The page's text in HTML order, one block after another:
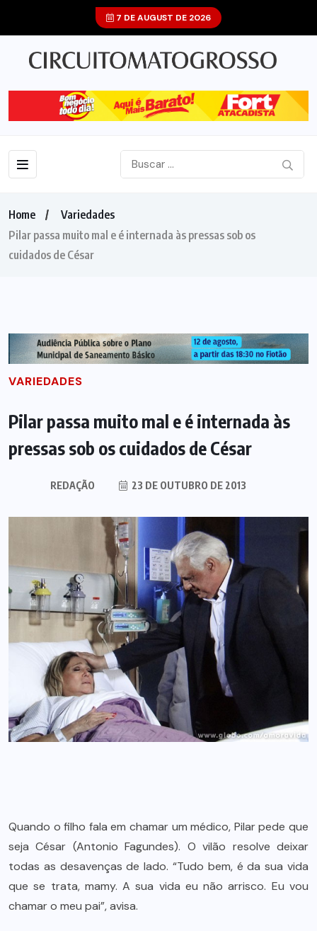
7 DE AUGUST DE 2026
Home
Variedades
Pilar passa muito mal e é internada às pressas sob os
cuidados de César
VARIEDADES
Pilar passa muito mal e é internada às
pressas sob os cuidados de César
REDAÇÃO 23 DE OUTUBRO DE 2013
Quando o filho fala em chamar um médico, Pilar pede que
seja César (Antonio Fagundes). O vilão resolve deixar
todas as desavenças de lado. “Tudo bem, é da sua vida
que se trata, mamy. A sua vida eu não arrisco. Eu vou
chamar o meu pai”, avisa.